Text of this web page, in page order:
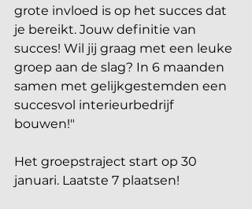
grote invloed is op het succes dat
je bereikt. Jouw definitie van
succes! Wil jij graag met een leuke
groep aan de slag? In 6 maanden
samen met gelijkgestemden een
succesvol interieurbedrijf
bouwen!"
Het groepstraject start op 30
januari. Laatste 7 plaatsen!